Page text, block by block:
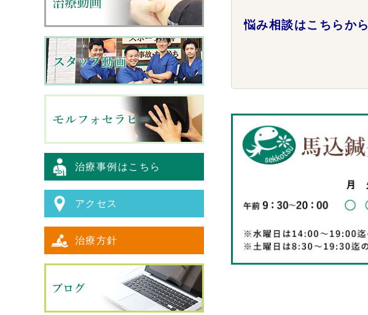
悩み相談はこちらから
治療事例はこちら
アクセス
治療方針